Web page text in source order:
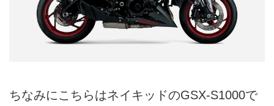
ちなみにこちらはネイキッドのGSX-S1000で